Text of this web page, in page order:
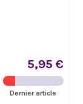
5,95 €
Dernier article